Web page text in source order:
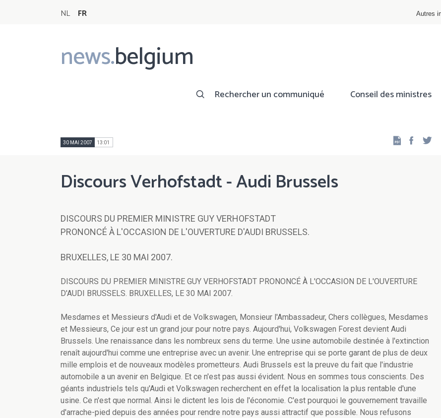
NL FR Autres
news.belgium
Main
navigation
Rechercher un communiqué Conseil des ministres
30 MAI 2007 13:01
Discours Verhofstadt - Audi Brussels
DISCOURS DU PREMIER MINISTRE GUY VERHOFSTADT
PRONONCÉ À L'OCCASION DE L'OUVERTURE D'AUDI BRUSSELS.
BRUXELLES, LE 30 MAI 2007.
DISCOURS DU PREMIER MINISTRE GUY VERHOFSTADT PRONONCÉ À L'OCCASION DE L'OUVERTURE
D'AUDI BRUSSELS. BRUXELLES, LE 30 MAI 2007.
Mesdames et Messieurs d'Audi et de Volkswagen, Monsieur l'Ambassadeur, Chers collègues, Mesdames
et Messieurs, Ce jour est un grand jour pour notre pays. Aujourd'hui, Volkswagen Forest devient Audi
Brussels. Une renaissance dans les nombreux sens du terme. Une usine automobile destinée à l'extinction
renaît aujourd'hui comme une entreprise avec un avenir. Une entreprise qui se porte garant de plus de deux
mille emplois et de nouveaux modèles prometteurs. Audi Brussels est la preuve du fait que l'industrie
automobile a un avenir en Belgique. Et ce n'est pas aussi évident. Nous en sommes tous conscients. Des
géants industriels tels qu'Audi et Volkswagen recherchent en effet la localisation la plus rentable d'une
usine. Ce n'est que normal. Ainsi le dictent les lois de l'économie. C'est pourquoi le gouvernement travaille
d'arrache-pied depuis des années pour rendre notre pays aussi attractif que possible. Nous refusons